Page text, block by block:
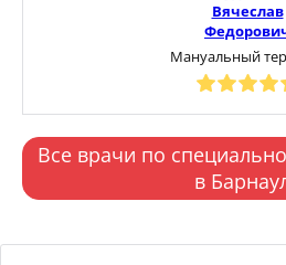
Вячеслав
Мануальный
Все врачи по
в